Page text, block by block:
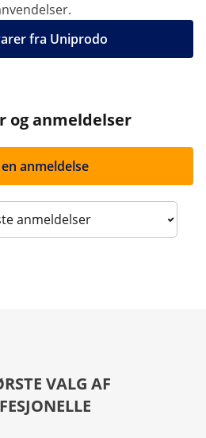
fra Uniprodo
og anmeldelser
anmeldelse
reviews
VALG AF